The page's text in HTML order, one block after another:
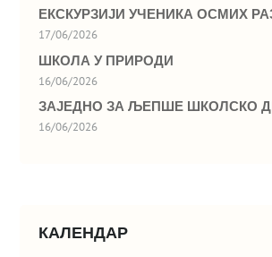
ЕКСКУРЗИЈИ УЧЕНИКА ОСМИХ
17/06/2026
ШКОЛА У ПРИРОДИ
16/06/2026
ЗАЈЕДНО ЗА ЉЕПШЕ ШКОЛСКО
16/06/2026
КАЛЕНДАР